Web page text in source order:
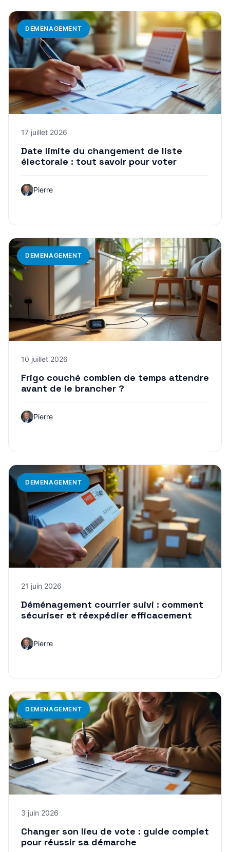
DEMENAGEMENT
17 juillet 2026
Date limite du changement de liste
électorale : tout savoir pour voter
Pierre
DEMENAGEMENT
10 juillet 2026
Frigo couché combien de temps attendre
avant de le brancher ?
Pierre
DEMENAGEMENT
21 juin 2026
Déménagement courrier suivi : comment
sécuriser et réexpédier efficacement
Pierre
DEMENAGEMENT
3 juin 2026
Changer son lieu de vote : guide complet
pour réussir sa démarche